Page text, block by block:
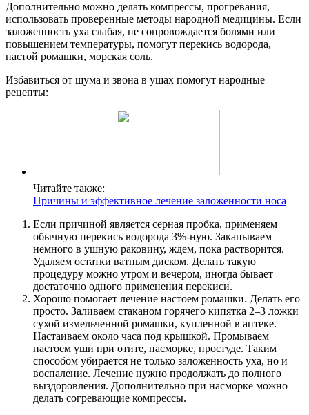
Дополнительно можно делать компрессы, прогревания,
использовать проверенные методы народной медицины. Если
заложенность уха слабая, не сопровождается болями или
повышением температуры, помогут перекись водорода,
настой ромашки, морская соль.
Избавиться от шума и звона в ушах помогут народные
рецепты:
Читайте также:
Причины и эффективное лечение заложенности носа
Если причиной является серная пробка, применяем
обычную перекись водорода 3%-ную. Закапываем
немного в ушную раковину, ждем, пока растворится.
Удаляем остатки ватным диском. Делать такую
процедуру можно утром и вечером, иногда бывает
достаточно одного применения перекиси.
Хорошо помогает лечение настоем ромашки. Делать его
просто. Заливаем стаканом горячего кипятка 2–3 ложки
сухой измельченной ромашки, купленной в аптеке.
Настаиваем около часа под крышкой. Промываем
настоем уши при отите, насморке, простуде. Таким
способом убирается не только заложенность уха, но и
воспаление. Лечение нужно продолжать до полного
выздоровления. Дополнительно при насморке можно
делать согревающие компрессы.